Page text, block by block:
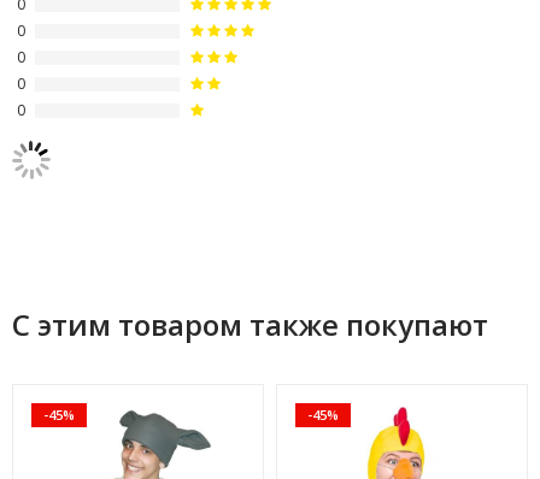
0
0
0
0
С этим товаром также покупают
-45% -45%